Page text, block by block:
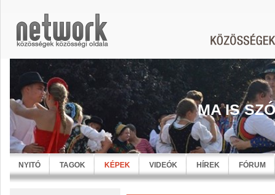
MA IS
NYITÓ TAGOK KÉPEK VIDEÓK HÍREK FÓRUM